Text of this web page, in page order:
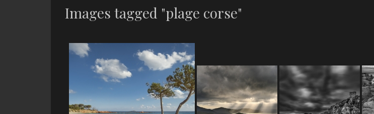
Images tagged "plage corse"